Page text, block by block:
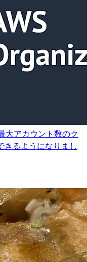
大アカウント数のク
きるようになりまし